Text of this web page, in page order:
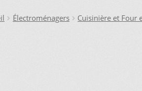
DE PARUTIONENQUIRY CART
Électroménagers Cuisinière et Four